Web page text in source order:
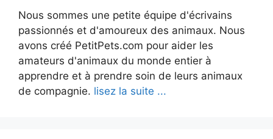
Nous sommes une petite équipe d'écrivains
passionnés et d'amoureux des animaux. Nous
avons créé PetitPets.com pour aider les
amateurs d'animaux du monde entier à
apprendre et à prendre soin de leurs animaux
de compagnie. lisez la suite ...